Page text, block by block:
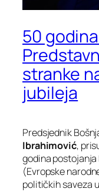
50
stranke
jubileja
Predsjednik
Ibrahimović,
godina postojanja
(Evropske
političkih saveza